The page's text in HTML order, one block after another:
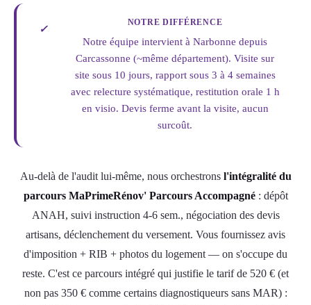
✓
NOTRE DIFFÉRENCE
Notre équipe intervient à Narbonne depuis
Carcassonne (~même département). Visite sur
site sous 10 jours, rapport sous 3 à 4 semaines
avec relecture systématique, restitution orale 1 h
en visio. Devis ferme avant la visite, aucun
surcoût.
Au-delà de l'audit lui-même, nous orchestrons l'intégralité du
parcours MaPrimeRénov' Parcours Accompagné: dépôt
ANAH, suivi instruction 4-6 sem., négociation des devis
artisans, déclenchement du versement. Vous fournissez avis
d'imposition + RIB + photos du logement — on s'occupe du
reste. C'est ce parcours intégré qui justifie le tarif de 520 € (et
non pas 350 € comme certains diagnostiqueurs sans MAR) :